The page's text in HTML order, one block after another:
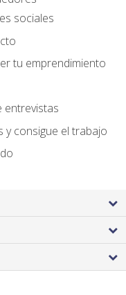
sociales
tu emprendimiento
entrevistas
y consigue el trabajo